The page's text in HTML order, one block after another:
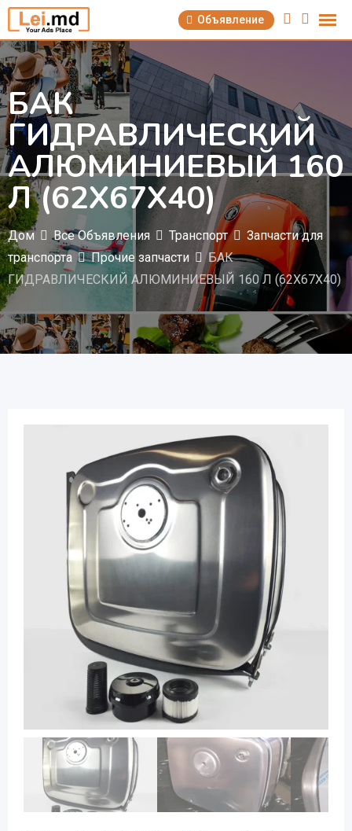
Перейти
содержимому
Объявление
БАК
ГИДРАВЛИЧЕСКИЙ
АЛЮМИНИЕВЫЙ 160
Л (62Х67Х40)
Дом Все Объявления Транспорт
Запчасти для
транспорта
Прочие запчасти
БАК
ГИДРАВЛИЧЕСКИЙ АЛЮМИНИЕВЫЙ 160 Л (62Х67Х40)